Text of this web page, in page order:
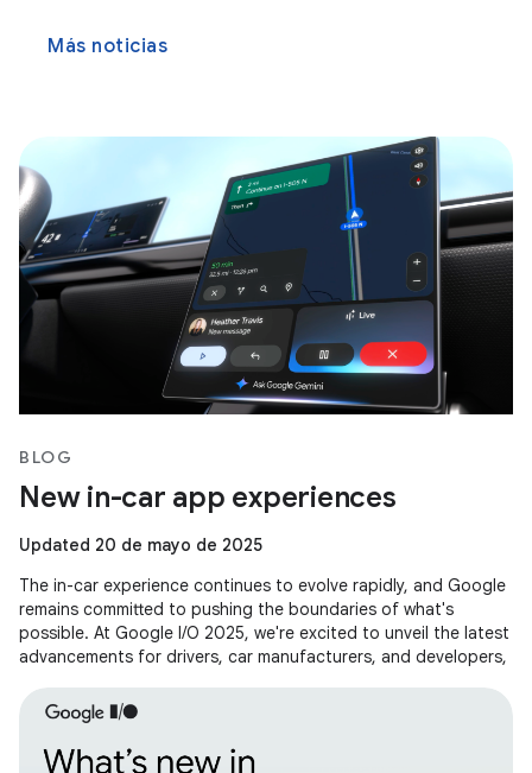
Más noticias
BLOG
New in-car app experiences
Updated 20 de mayo de 2025
The in-car experience continues to evolve rapidly, and Google
remains committed to pushing the boundaries of what's
possible. At Google I/O 2025, we're excited to unveil the latest
advancements for drivers, car manufacturers, and developers,